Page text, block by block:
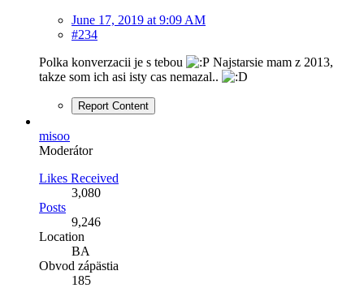
June 17, 2019 at 9:09 AM
#234
Polka konverzacii je s tebou
Najstarsie mam z 2013,
takze som ich asi isty cas nemazal..
Report Content
misoo
Moderátor
Likes Received
3,080
Posts
9,246
Location
BA
Obvod zápästia
185